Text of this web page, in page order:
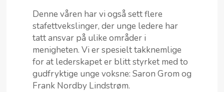
Denne våren har vi også sett flere
stafettvekslinger, der unge ledere har
tatt ansvar på ulike områder i
menigheten. Vi er spesielt takknemlige
for at lederskapet er blitt styrket med to
gudfryktige unge voksne: Saron Grom og
Frank Nordby Lindstrøm.